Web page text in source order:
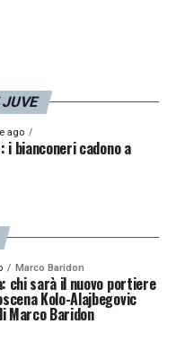
JUVE
ago
i bianconeri cadono a
Marco Baridon
chi sarà il nuovo portiere
Kolo-Alajbegovic
Marco Baridon